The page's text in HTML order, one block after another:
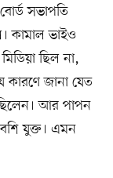
সভাপতি
কামাল ভাইও
ছিল না,
কারণে জানা যেত
আর পাপন
যুক্ত। এমন